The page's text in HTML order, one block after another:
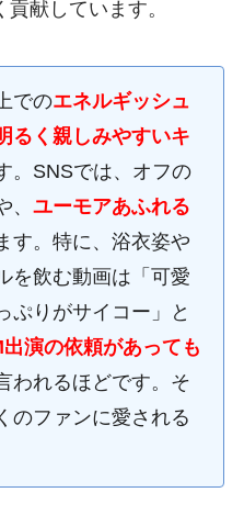
献しています。
でのエネルギッシュ
るく親しみやすいキ
。SNSでは、オフの
、 ユーモアあふれる
す。特に、浴衣姿や
を飲む動画は「可愛
ぷりがサイコー」と
出演の依頼があっても
われるほどです。そ
のファンに愛される